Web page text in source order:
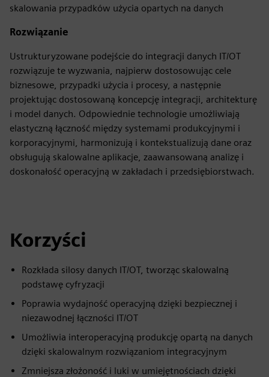
skalowania przypadków użycia opartych na danych
Rozwiązanie
Ustrukturyzowane podejście do integracji danych IT/OT
rozwiązuje te wyzwania, najpierw dostosowując cele
biznesowe, przypadki użycia i procesy, a następnie
projektując dostosowaną koncepcję integracji, architekturę
i model danych. Odpowiednie technologie umożliwiają
elastyczną łączność między systemami produkcyjnymi i
korporacyjnymi, harmonizują i kontekstualizują dane oraz
obsługują skalowalne aplikacje, zaawansowaną analizę i
doskonałość operacyjną w zakładach i przedsiębiorstwach.
Korzyści
Rozkłada silosy danych IT/OT, tworząc skalowalną
podstawę cyfryzacji
Poprawia wydajność operacyjną dzięki bezpiecznej i
niezawodnej łączności IT/OT
Umożliwia interoperacyjną produkcję opartą na danych
dzięki skalowalnym rozwiązaniom integracyjnym
Zmniejsza złożoność i luki w umiejętnościach dzięki